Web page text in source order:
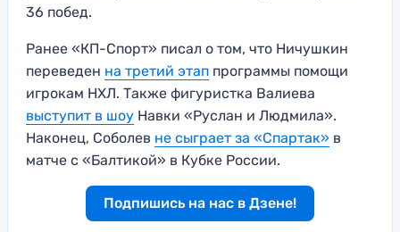
36 побед.
Ранее «КП-Спорт» писал о том, что Ничушкин
переведен на третий этап программы помощи
игрокам НХЛ. Также фигуристка Валиева
выступит в шоу Навки «Руслан и Людмила».
Наконец, Соболев не сыграет за «Спартак» в
матче с «Балтикой» в Кубке России.
Подпишись на нас в Дзене!